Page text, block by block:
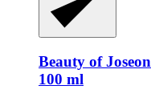
Beauty of Joseon
100 ml